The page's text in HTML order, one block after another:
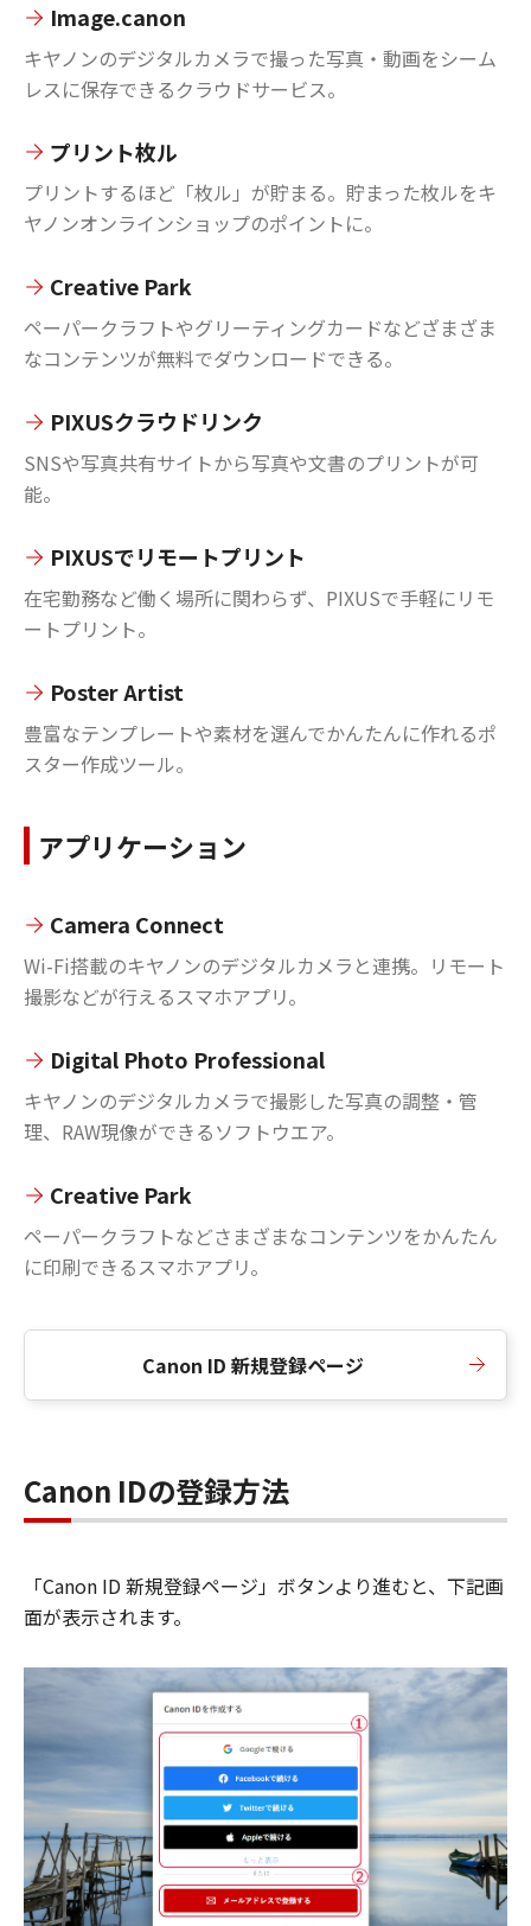
Image.canon
キヤノンのデジタルカメラで撮った写真・動画をシーム
レスに保存できるクラウドサービス。
プリント枚ル
プリントするほど「枚ル」が貯まる。貯まった枚ルをキ
ヤノンオンラインショップのポイントに。
Creative Park
ペーパークラフトやグリーティングカードなどざまざま
なコンテンツが無料でダウンロードできる。
PIXUSクラウドリンク
SNSや写真共有サイトから写真や文書のプリントが可
能。
PIXUSでリモートプリント
在宅勤務など働く場所に関わらず、PIXUSで手軽にリモ
ートプリント。
Poster Artist
豊富なテンプレートや素材を選んでかんたんに作れるポ
スター作成ツール。
アプリケーション
Camera Connect
Wi-Fi搭載のキヤノンのデジタルカメラと連携。リモート
撮影などが行えるスマホアプリ。
Digital Photo Professional
キヤノンのデジタルカメラで撮影した写真の調整・管
理、RAW現像ができるソフトウエア。
Creative Park
ペーパークラフトなどさまざまなコンテンツをかんたん
に印刷できるスマホアプリ。
Canon ID 新規登録ページ
Canon IDの登録方法
「Canon ID 新規登録ページ」ボタンより進むと、下記画
面が表示されます。